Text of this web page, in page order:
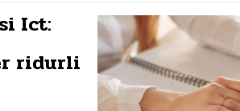
Ict:
ridurli